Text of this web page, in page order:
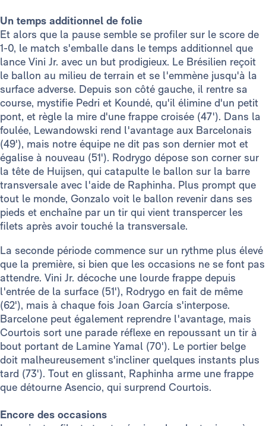
Un temps additionnel de folie
Et alors que la pause semble se profiler sur le score de
1-0, le match s'emballe dans le temps additionnel que
lance Vini Jr. avec un but prodigieux. Le Brésilien reçoit
le ballon au milieu de terrain et se l'emmène jusqu'à la
surface adverse. Depuis son côté gauche, il rentre sa
course, mystifie Pedri et Koundé, qu'il élimine d'un petit
pont, et règle la mire d'une frappe croisée (47'). Dans la
foulée, Lewandowski rend l'avantage aux Barcelonais
(49'), mais notre équipe ne dit pas son dernier mot et
égalise à nouveau (51'). Rodrygo dépose son corner sur
la tête de Huijsen, qui catapulte le ballon sur la barre
transversale avec l'aide de Raphinha. Plus prompt que
tout le monde, Gonzalo voit le ballon revenir dans ses
pieds et enchaîne par un tir qui vient transpercer les
filets après avoir touché la transversale.
La seconde période commence sur un rythme plus élevé
que la première, si bien que les occasions ne se font pas
attendre. Vini Jr. décoche une lourde frappe depuis
l'entrée de la surface (51'), Rodrygo en fait de même
(62'), mais à chaque fois Joan García s'interpose.
Barcelone peut également reprendre l'avantage, mais
Courtois sort une parade réflexe en repoussant un tir à
bout portant de Lamine Yamal (70'). Le portier belge
doit malheureusement s'incliner quelques instants plus
tard (73'). Tout en glissant, Raphinha arme une frappe
que détourne Asencio, qui surprend Courtois.
Encore des occasions